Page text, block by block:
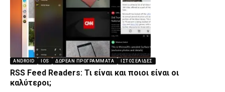
ANDROID IOS ΔΩΡΕΆΝ ΠΡΟΓΡΆΜΜΑΤΑ ΙΣΤΟΣΕΛΊΔΕΣ
RSS Feed Readers: Τι είναι και ποιοι είναι οι
καλύτεροι;